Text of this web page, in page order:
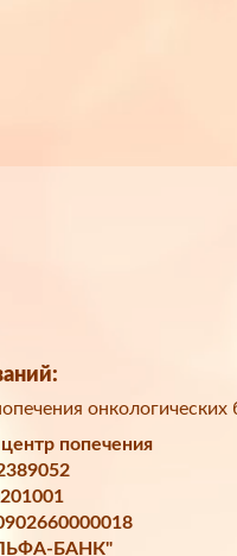
онкологических
попечения
БАНК"